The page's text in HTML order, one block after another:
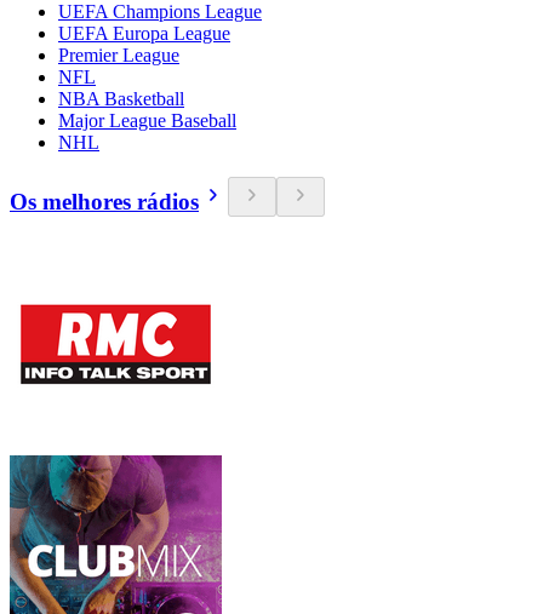
UEFA Champions League
UEFA Europa League
Premier League
NFL
NBA Basketball
Major League Baseball
NHL
Os melhores rádios